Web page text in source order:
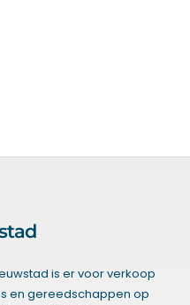
is er voor verkoop
en gereedschappen op